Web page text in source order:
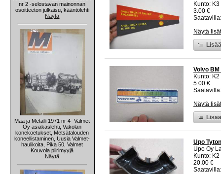
nr 2 -selostavan mainonnan
osoitteeton julkaisu, kääntölehti
Näytä
Maa ja Metalli 1971 nr 4 -Valmet
Oy asiakaslehti, Vakolan
konekoetukset, Metsätalouden
koneellistaminen, Uusia Valmet-
haulikoita, Pika 50, Valmet
Kouvola piirimyyjä
Näytä
Kunto:
3.00 €
Näytä
Volvo
Kunto:
5.00 €
Näytä
Upo
Upo Oy
Kunto:
20.00 €